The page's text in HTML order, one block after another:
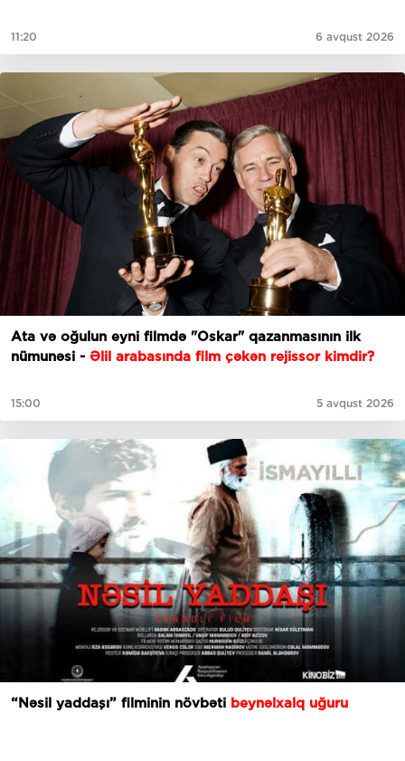
11:20 6 avqust 2026
Ata və oğulun eyni filmdə "Oskar" qazanmasının ilk
nümunəsi - Əlil arabasında film çəkən rejissor kimdir?
15:00 5 avqust 2026
“Nəsil yaddaşı” filminin növbəti beynəlxalq uğuru